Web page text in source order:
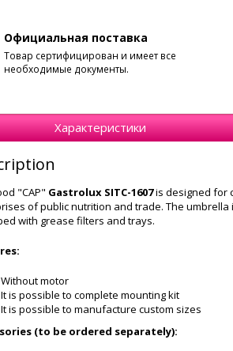
Официальная поставка
Товар сертифицирован и имеет все
необходимые документы.
Характеристики
"CAP" Gastrolux SITC-1607is designed for
of public nutrition and trade. The
with grease filters and trays.
Without motor
It is possible to complete mounting kit
It is possible to manufacture custom sizes
(to be ordered separately):